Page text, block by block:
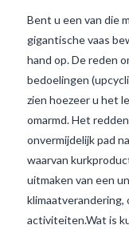
Bent u een van die
gigantische vaas
hand op. De reden
bedoelingen
zien hoezeer u het
omarmd. Het
onvermijdelijk pad
waarvan
uitmaken van een
klimaatverandering,
activiteiten.Wat is